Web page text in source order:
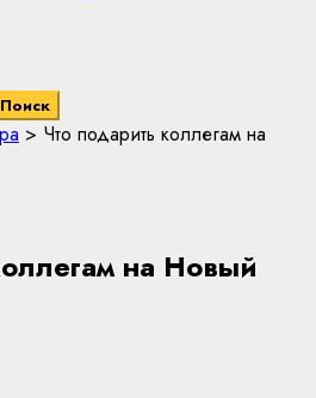
> Что подарить коллегам на
на Новый